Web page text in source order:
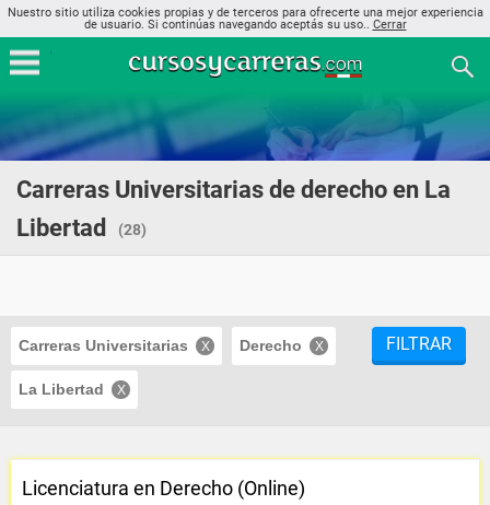
Nuestro sitio utiliza cookies propias y de terceros para ofrecerte una mejor experiencia
de usuario. Si continúas navegando aceptás su uso.. Cerrar
Carreras Universitarias de derecho en La
Libertad
(28)
Carreras Universitarias Derecho
La Libertad
FILTRAR
Licenciatura en Derecho (Online)